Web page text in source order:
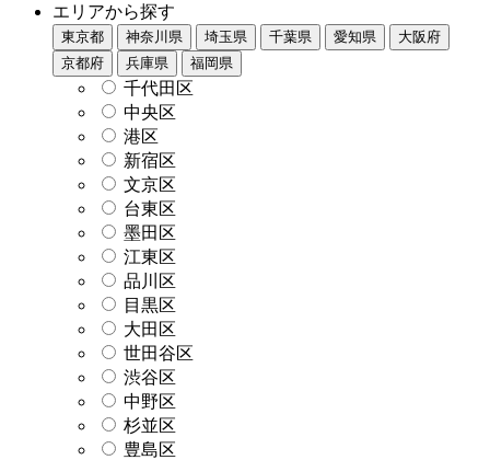
エリアから探す
東京都 神奈川県 埼玉県 千葉県 愛知県
大阪府
京都府
兵庫県 福岡県
千代田区
中央区
港区
新宿区
文京区
台東区
墨田区
江東区
品川区
目黒区
大田区
世田谷区
渋谷区
中野区
杉並区
豊島区